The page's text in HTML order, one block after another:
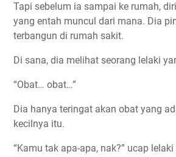
Tapi sebelum ia sampai ke rumah,
yang entah muncul dari mana. Dia
terbangun di rumah sakit.
Di sana, dia melihat seorang lelaki
“Obat… obat…”
Dia hanya teringat akan obat yang
kecilnya itu.
“Kamu tak apa-apa, nak?” ucap lelaki